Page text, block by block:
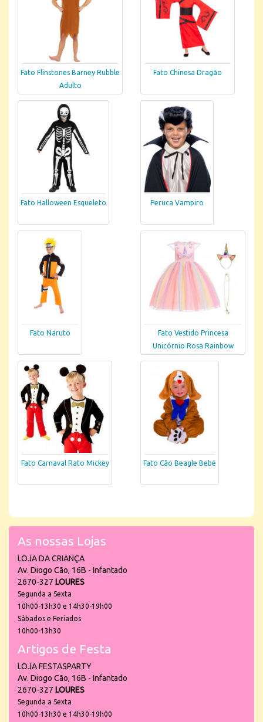
Fato Flinstones Barney Rubble
Adulto
Fato Chinesa Dragão
Fato Halloween Esqueleto Peruca Vampiro
Fato Naruto
Fato Vestido Princesa
Unicórnio Rosa Rainbow
Fato Carnaval Rato Mickey Fato Cão Beagle Bebé
As nossas Lojas
LOJA DA CRIANÇA
Av. Diogo Cão, 16B - Infantado
2670-327 LOURES
Segunda a Sexta
10h00-13h30 e 14h30-19h00
Sábados e Feriados
10h00-13h30
Artigos de Festa
LOJA FESTASPARTY
Av. Diogo Cão, 16B - Infantado
2670-327 LOURES
Segunda a Sexta
10h00-13h30 e 14h30-19h00